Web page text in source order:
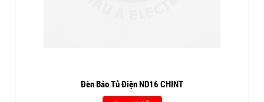
Đèn Báo Tủ Điện ND16 CHINT